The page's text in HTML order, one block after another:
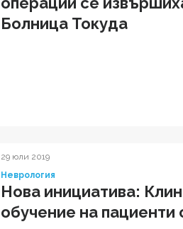
Болница Токуда
29 юли 2019
Неврология
Нова инициатива:
обучение на пациенти